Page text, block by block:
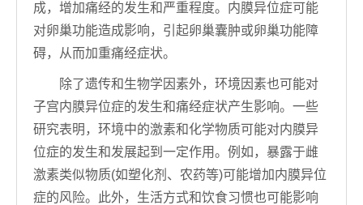
成，增加痛经的发生和严重程度。内膜异位症可能
对卵巢功能造成影响，引起卵巢囊肿或卵巢功能障
碍，从而加重痛经症状。
除了遗传和生物学因素外，环境因素也可能对
子宫内膜异位症的发生和痛经症状产生影响。一些
研究表明，环境中的激素和化学物质可能对内膜异
位症的发生和发展起到一定作用。例如，暴露于雌
激素类似物质(如塑化剂、农药等)可能增加内膜异位
症的风险。此外，生活方式和饮食习惯也可能影响